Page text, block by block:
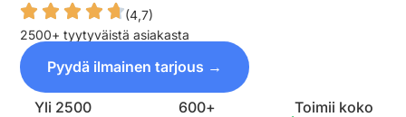
(4,7)
2500+ tyytyväistä asiakasta
Pyydä ilmainen tarjous →
Yli 2500
600+
Toimii koko